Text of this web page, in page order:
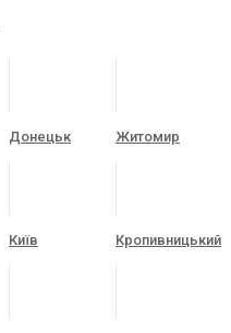
Донецьк Житомир
Київ Кропивницький